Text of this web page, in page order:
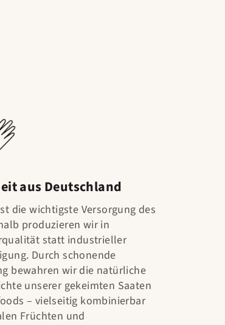
aus Deutschland
die wichtigste Versorgung des
produzieren wir in
statt industrieller
Durch schonende
bewahren wir die natürliche
unserer gekeimten Saaten
– vielseitig kombinierbar
Früchten und